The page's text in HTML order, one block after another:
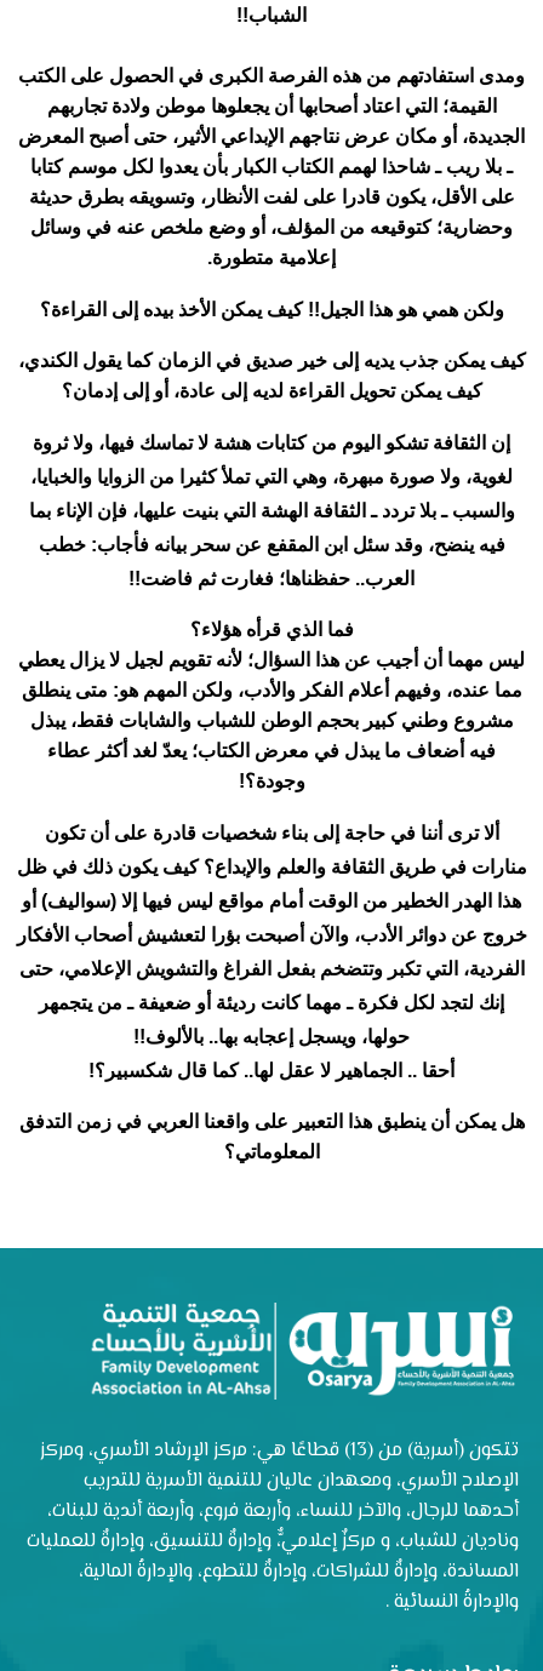
الشباب!!
ومدى استفادتهم من هذه الفرصة الكبرى في الحصول على الكتب
القيمة؛ التي اعتاد أصحابها أن يجعلوها موطن ولادة تجاربهم
الجديدة، أو مكان عرض نتاجهم الإبداعي الأثير، حتى أصبح المعرض
ـ بلا ريب ـ شاحذا لهمم الكتاب الكبار بأن يعدوا لكل موسم كتابا
على الأقل، يكون قادرا على لفت الأنظار، وتسويقه بطرق حديثة
وحضارية؛ كتوقيعه من المؤلف، أو وضع ملخص عنه في وسائل
إعلامية متطورة.
ولكن همي هو هذا الجيل!! كيف يمكن الأخذ بيده إلى القراءة؟
كيف يمكن جذب يديه إلى خير صديق في الزمان كما يقول الكندي،
كيف يمكن تحويل القراءة لديه إلى عادة، أو إلى إدمان؟
إن الثقافة تشكو اليوم من كتابات هشة لا تماسك فيها، ولا ثروة
لغوية، ولا صورة مبهرة، وهي التي تملأ كثيرا من الزوايا والخبايا،
والسبب ـ بلا تردد ـ الثقافة الهشة التي بنيت عليها، فإن الإناء بما
فيه ينضح، وقد سئل ابن المقفع عن سحر بيانه فأجاب: خطب
العرب.. حفظناها؛ فغارت ثم فاضت!!
فما الذي قرأه هؤلاء؟
ليس مهما أن أجيب عن هذا السؤال؛ لأنه تقويم لجيل لا يزال يعطي
مما عنده، وفيهم أعلام الفكر والأدب، ولكن المهم هو: متى ينطلق
مشروع وطني كبير بحجم الوطن للشباب والشابات فقط، يبذل
فيه أضعاف ما يبذل في معرض الكتاب؛ يعدّ لغد أكثر عطاء
وجودة؟!
ألا ترى أننا في حاجة إلى بناء شخصيات قادرة على أن تكون
منارات في طريق الثقافة والعلم والإبداع؟ كيف يكون ذلك في ظل
هذا الهدر الخطير من الوقت أمام مواقع ليس فيها إلا (سواليف) أو
خروج عن دوائر الأدب، والآن أصبحت بؤرا لتعشيش أصحاب الأفكار
الفردية، التي تكبر وتتضخم بفعل الفراغ والتشويش الإعلامي، حتى
إنك لتجد لكل فكرة ـ مهما كانت رديئة أو ضعيفة ـ من يتجمهر
حولها، ويسجل إعجابه بها.. بالألوف!!
أحقا .. الجماهير لا عقل لها.. كما قال شكسبير؟!
هل يمكن أن ينطبق هذا التعبير على واقعنا العربي في زمن التدفق
المعلوماتي؟
تتكون (أسرية) من (13) قطاعًا هي: مركز الإرشاد الأسري، ومركز
الإصلاح الأسري، ومعهدان عاليان للتنمية الأسرية للتدريب
أحدهما للرجال، والآخر للنساء، وأربعة فروع، وأربعة أندية للبنات،
وناديان للشباب، و مركزٌ إعلاميٌّ، وإدارةٌ للتنسيق، وإدارةٌ للعمليات
المساندة، وإدارةٌ للشراكات، وإدارةٌ للتطوع، والإدارةُ المالية،
والإدارةُ النسائية .